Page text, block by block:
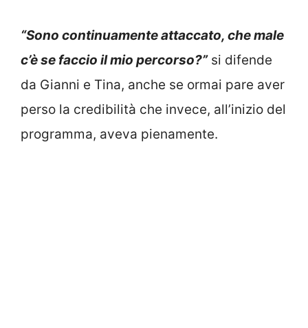
“Sono continuamente attaccato, che male
c’è se faccio il mio percorso?”si difende
da Gianni e Tina, anche se ormai pare aver
perso la credibilità che invece, all’inizio del
programma, aveva pienamente.